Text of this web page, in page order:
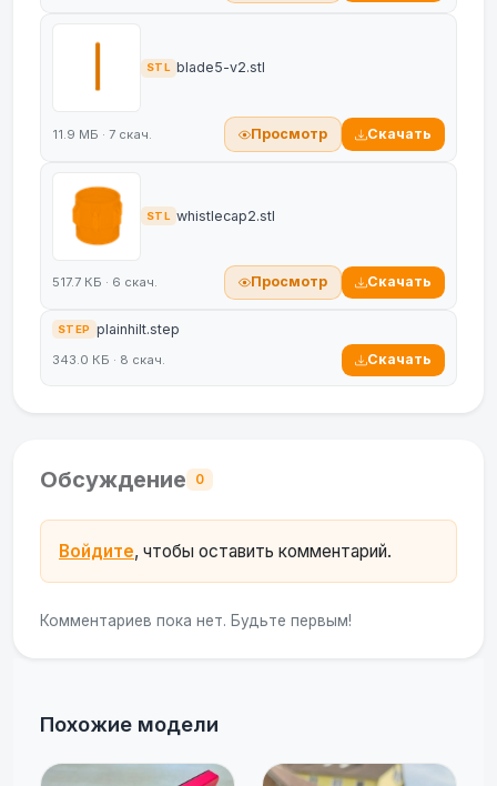
STL blade5-v2.stl
11.9 МБ · 7 скач. Просмотр Скачать
STL whistlecap2.stl
517.7 КБ · 6 скач. Просмотр Скачать
STEP plainhilt.step
343.0 КБ · 8 скач. Скачать
Обсуждение 0
Войдите, чтобы оставить комментарий.
Комментариев пока нет. Будьте первым!
Похожие модели